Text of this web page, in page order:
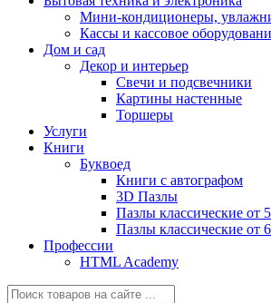
Мини-кондиционеры,
Кассы и кассовое
Дом и сад
Декор и интерьер
Свечи и подсвечники
Картины настенные
Торшеры
Услуги
Книги
Буквоед
Книги с автографом
3D Пазлы
Пазлы классические от
Пазлы классические от
Профессии
HTML Academy